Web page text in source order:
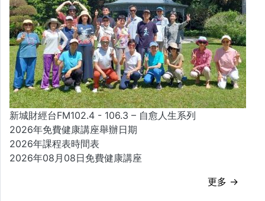
新城財經台FM102.4 - 106.3 – 自愈人生系列
2026年免費健康講座舉辦日期
2026年課程表時間表
2026年08月08日免費健康講座
更多 →